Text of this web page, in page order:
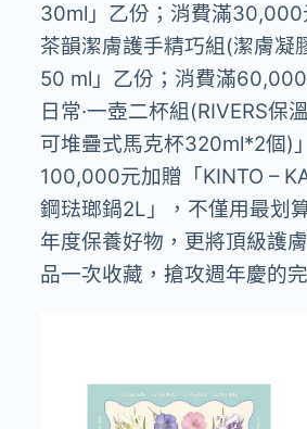
30ml」乙份；消費滿30,000
茶韻潔膚護⼿精巧組(潔膚凝
50 ml」乙份；消費滿
⽇常·⼀壺⼆杯組(RIVERS保
可堆疊式⾺克杯320ml*2個)
100,000元加贈「KINTO –
鋼琺瑯鍋2L」，不僅用最划
年度保養好物，更將頂級護
品一次收藏，搶攻週年慶的